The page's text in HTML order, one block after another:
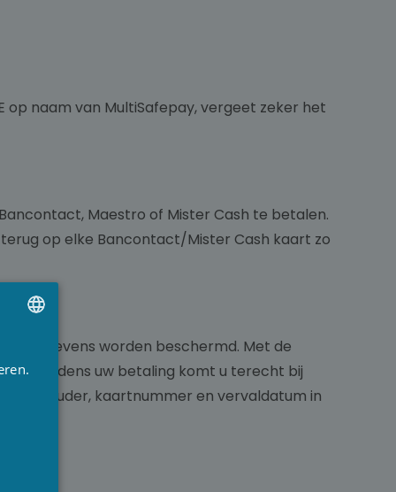
op naam van MultiSafepay, vergeet zeker het
Maestro of Mister Cash te betalen.
op elke Bancontact/Mister Cash kaart zo
worden beschermd. Met de
Tijdens uw betaling komt u terecht bij
kaartnummer en vervaldatum in